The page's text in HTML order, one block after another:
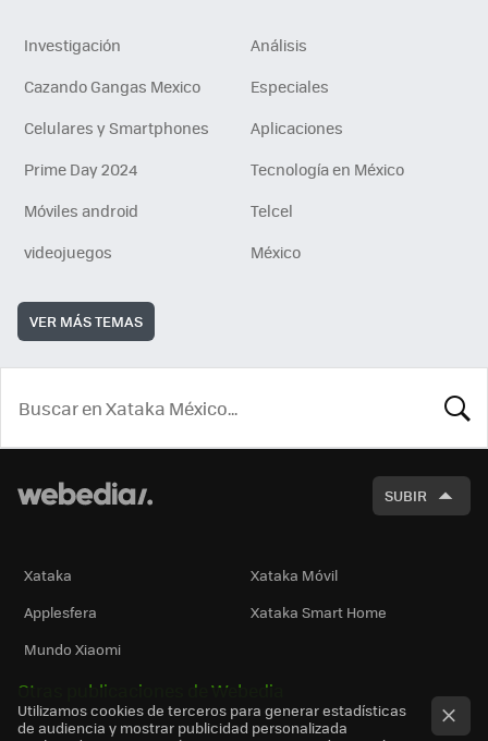
Investigación
Análisis
Cazando Gangas Mexico
Especiales
Celulares y Smartphones
Aplicaciones
Prime Day 2024
Tecnología en México
Móviles android
Telcel
videojuegos
México
VER MÁS TEMAS
SUBIR
Xataka
Xataka Móvil
Applesfera
Xataka Smart Home
Mundo Xiaomi
Otras publicaciones de Webedia
Utilizamos cookies de terceros para generar estadísticas
de audiencia y mostrar publicidad personalizada